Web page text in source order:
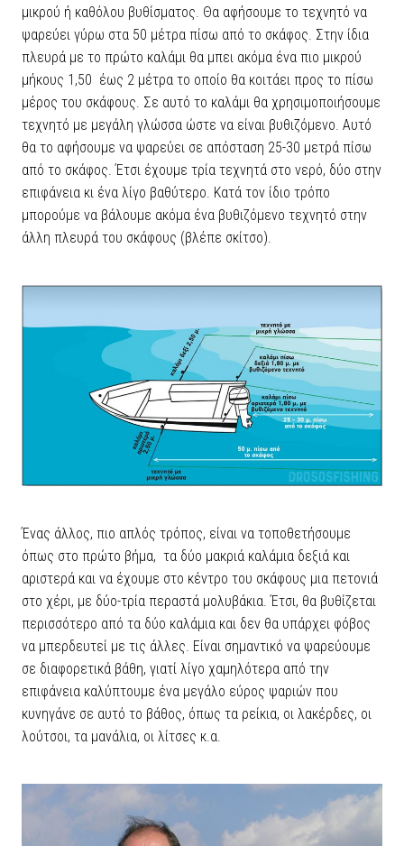
μικρού ή καθόλου βυθίσματος. Θα αφήσουμε το τεχνητό να
ψαρεύει γύρω στα 50 μέτρα πίσω από το σκάφος. Στην ίδια
πλευρά με το πρώτο καλάμι θα μπει ακόμα ένα πιο μικρού
μήκους 1,50 έως 2 μέτρα το οποίο θα κοιτάει προς το πίσω
μέρος του σκάφους. Σε αυτό το καλάμι θα χρησιμοποιήσουμε
τεχνητό με μεγάλη γλώσσα ώστε να είναι βυθιζόμενο. Αυτό
θα το αφήσουμε να ψαρεύει σε απόσταση 25-30 μετρά πίσω
από το σκάφος. Έτσι έχουμε τρία τεχνητά στο νερό, δύο στην
επιφάνεια κι ένα λίγο βαθύτερο. Κατά τον ίδιο τρόπο
μπορούμε να βάλουμε ακόμα ένα βυθιζόμενο τεχνητό στην
άλλη πλευρά του σκάφους (βλέπε σκίτσο).
Ένας άλλος, πιο απλός τρόπος, είναι να τοποθετήσουμε
όπως στο πρώτο βήμα, τα δύο μακριά καλάμια δεξιά και
αριστερά και να έχουμε στο κέντρο του σκάφους μια πετονιά
στο χέρι, με δύο-τρία περαστά μολυβάκια. Έτσι, θα βυθίζεται
περισσότερο από τα δύο καλάμια και δεν θα υπάρχει φόβος
να μπερδευτεί με τις άλλες. Είναι σημαντικό να ψαρεύουμε
σε διαφορετικά βάθη, γιατί λίγο χαμηλότερα από την
επιφάνεια καλύπτουμε ένα μεγάλο εύρος ψαριών που
κυνηγάνε σε αυτό το βάθος, όπως τα ρείκια, οι λακέρδες, οι
λούτσοι, τα μανάλια, οι λίτσες κ.α.